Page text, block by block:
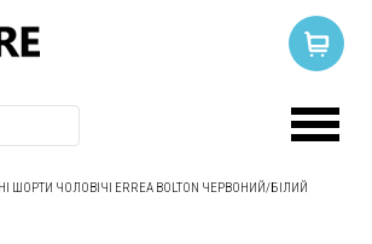
ШОРТИ ЧОЛОВІЧІ ERREA BOLTON ЧЕРВОНИЙ/БІЛИЙ